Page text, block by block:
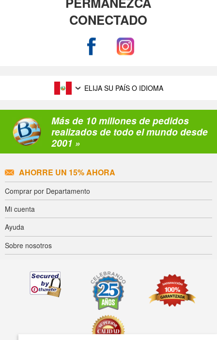
CONECTADO
ELIJA SU PAÍS O IDIOMA
Más de 10 millones de pedidos
realizados de todo el mundo desde
2001 »
AHORRE UN 15% AHORA
Comprar por Departamento
Mi cuenta
Ayuda
Sobre nosotros